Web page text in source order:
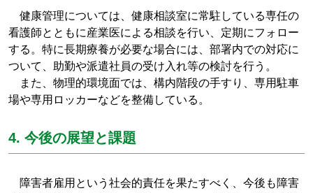
健康管理については、健康相談室に常駐している専任の
看護師とともに産業医による相談を行い、定期にフォロー
する。特に長期療養が必要な場合には、部署内での対応に
ついて、助勤や派遣社員の受け入れ等の検討を行う。
また、物理的環境面では、構内階段の手すり、専用駐車
場や専用ロッカーなどを整備している。
4. 今後の展望と課題
障害者雇用という社会的責任を果たすべく、今後も障害